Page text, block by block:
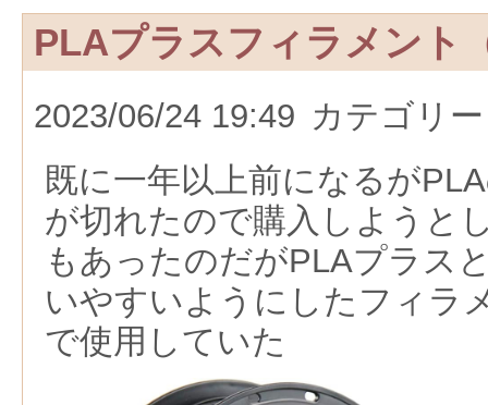
PLAプラスフィラメント
2023/06/24 19:49 カテゴリ
既に一年以上前になるが
が切れたので購入しようと
もあったのだがPLAプラス
いやすいようにしたフィラ
で使用していた